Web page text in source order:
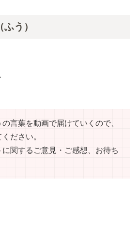
う）
言葉を動画で届けていくので、
ださい。
関するご意見・ご感想、お待ち